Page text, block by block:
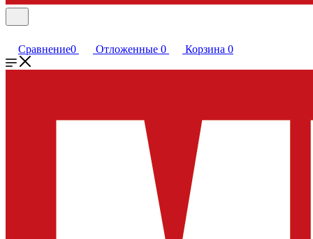
Сравнение0 Отложенные 0 Корзина 0